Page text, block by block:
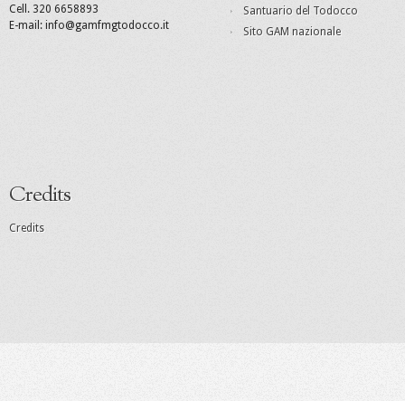
Cell. 320 6658893
E-mail: info@gamfmgtodocco.it
Santuario del Todocco
Sito GAM nazionale
Credits
Credits